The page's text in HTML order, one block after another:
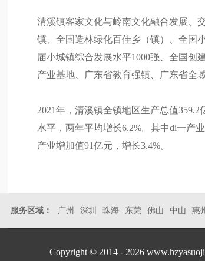
清溪镇客家文化与岭南文化融合发展、
镇、全国造林绿化百佳乡（镇）、全国
届小城镇综合发展水平1000强、全国创
产业基地、广东省教育强镇、广东省全
2021年，清溪镇全镇地区生产总值
水平，两年平均增长6.2%。其中di一产
产业增加值91亿元，增长3.4%。
服务区域： 广州 深圳 珠海 东莞 佛山 中山 惠
Copyright © 2014 - 2026